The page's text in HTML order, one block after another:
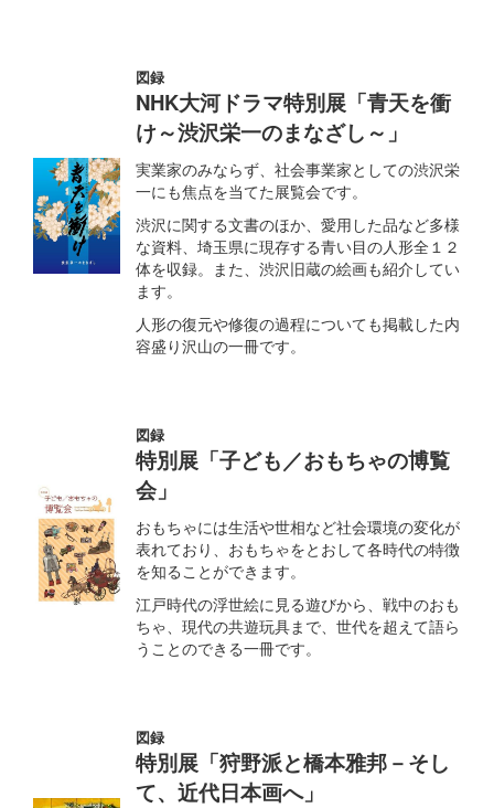
図録
NHK大河ドラマ特別展「青天を衝
け～渋沢栄一のまなざし～」
実業家のみならず、社会事業家としての渋沢栄
一にも焦点を当てた展覧会です。
渋沢に関する文書のほか、愛用した品など多様
な資料、埼玉県に現存する青い目の人形全１２
体を収録。また、渋沢旧蔵の絵画も紹介してい
ます。
人形の復元や修復の過程についても掲載した内
容盛り沢山の一冊です。
図録
特別展「子ども／おもちゃの博覧
会」
おもちゃには生活や世相など社会環境の変化が
表れており、おもちゃをとおして各時代の特徴
を知ることができます。
江戸時代の浮世絵に見る遊びから、戦中のおも
ちゃ、現代の共遊玩具まで、世代を超えて語ら
うことのできる一冊です。
図録
特別展「狩野派と橋本雅邦－そし
て、近代日本画へ」